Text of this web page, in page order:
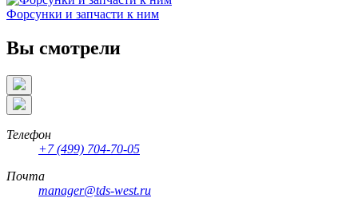
Форсунки и запчасти к ним
Вы смотрели
Телефон
+7 (499) 704-70-05
Почта
manager@tds-west.ru